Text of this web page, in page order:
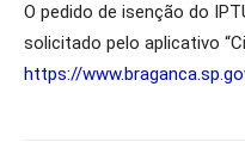
O pedido de isenção do
solicitado pelo aplicativo
https://